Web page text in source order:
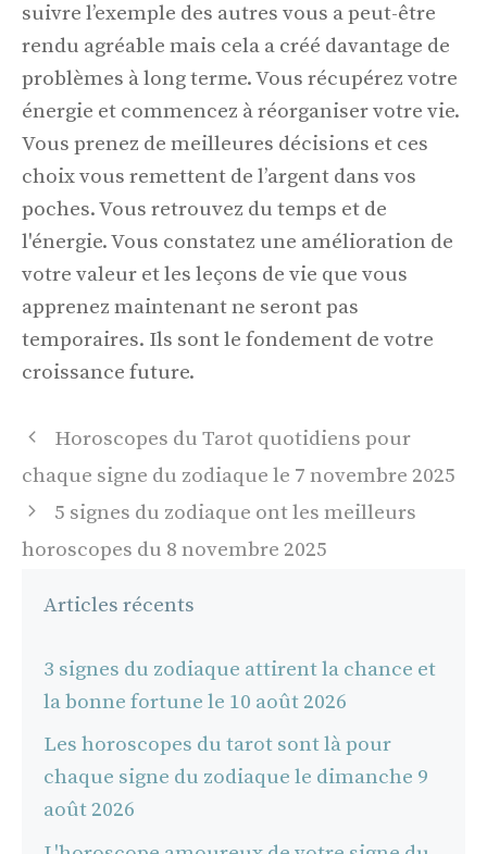
suivre l’exemple des autres vous a peut-être
rendu agréable mais cela a créé davantage de
problèmes à long terme. Vous récupérez votre
énergie et commencez à réorganiser votre vie.
Vous prenez de meilleures décisions et ces
choix vous remettent de l’argent dans vos
poches. Vous retrouvez du temps et de
l'énergie. Vous constatez une amélioration de
votre valeur et les leçons de vie que vous
apprenez maintenant ne seront pas
temporaires. Ils sont le fondement de votre
croissance future.
Navigation
des
Horoscopes du Tarot quotidiens pour
chaque signe du zodiaque le 7 novembre 2025
5 signes du zodiaque ont les meilleurs
horoscopes du 8 novembre 2025
Articles récents
3 signes du zodiaque attirent la chance et
la bonne fortune le 10 août 2026
Les horoscopes du tarot sont là pour
chaque signe du zodiaque le dimanche 9
août 2026